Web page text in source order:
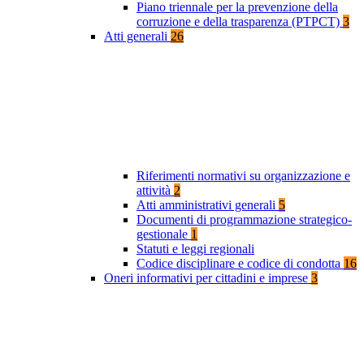
Piano triennale per la prevenzione della
corruzione e della trasparenza (PTPCT) 3
Atti generali 26
Riferimenti normativi su organizzazione e
attività 2
Atti amministrativi generali 5
Documenti di programmazione strategico-
gestionale 1
Statuti e leggi regionali
Codice disciplinare e codice di condotta 16
Oneri informativi per cittadini e imprese 3